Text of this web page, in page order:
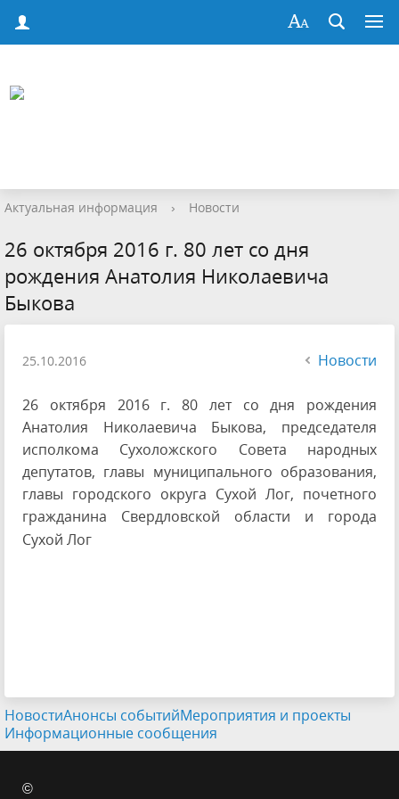
Актуальная информация › Новости
26 октября 2016 г. 80 лет со дня
рождения Анатолия Николаевича
Быкова
25.10.2016 Новости
26 октября 2016 г. 80 лет со дня рождения
Анатолия Николаевича Быкова, председателя
исполкома Сухоложского Совета народных
депутатов, главы муниципального образования,
главы городского округа Сухой Лог, почетного
гражданина Свердловской области и города
Сухой Лог
НовостиАнонсы событийМероприятия и проекты
Информационные сообщения
©